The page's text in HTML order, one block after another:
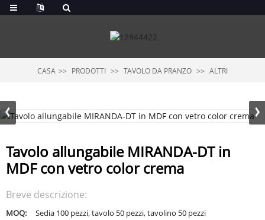
CASA PRODOTTI TAVOLO DA PRANZO ALTRI
Tavolo allungabile MIRANDA-DT in
MDF con vetro color crema
Breve descrizione:
MOQ:
Sedia 100 pezzi, tavolo 50 pezzi, tavolino 50 pezzi